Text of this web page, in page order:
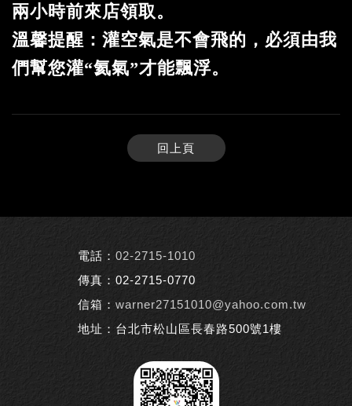
兩小時前來店領取。
溫馨提醒：灌空氣是不會飛的，必須由我
們幫您灌“氦氣”才能飄浮。
回上頁
電話： 02-2715-1010
傳真：02-2715-0770
信箱： warner27151010@yahoo.com.tw
地址：台北市松山區長春路500號1樓